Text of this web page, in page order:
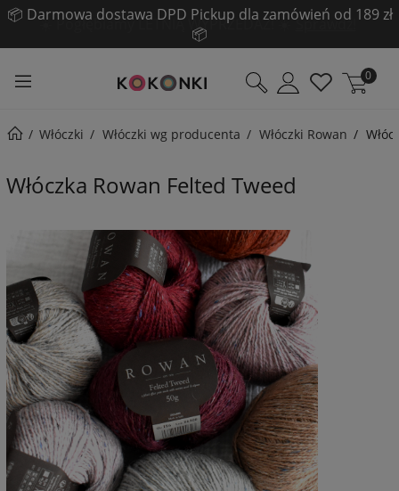
☀️ Pogłębiamy LETNIĄ WYPRZEDAŻ! ☀️ Sprawdź!
0
Włóczki Włóczki wg producenta Włóczki Rowan
Włóczka Rowan Felted Tweed